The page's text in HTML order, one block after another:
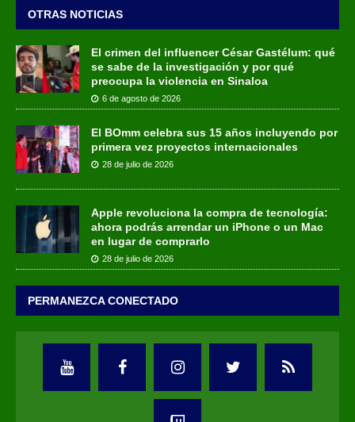
OTRAS NOTICIAS
El crimen del influencer César Gastélum: qué
se sabe de la investigación y por qué
preocupa la violencia en Sinaloa
6 de agosto de 2026
El BOmm celebra sus 15 años incluyendo por
primera vez proyectos internacionales
28 de julio de 2026
Apple revoluciona la compra de tecnología:
ahora podrás arrendar un iPhone o un Mac
en lugar de comprarlo
28 de julio de 2026
PERMANEZCA CONECTADO